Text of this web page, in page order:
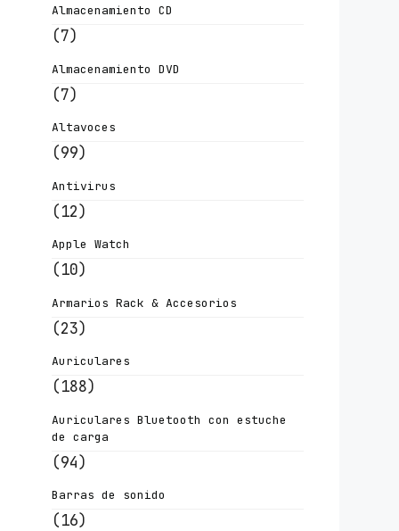
Almacenamiento CD
(7)
Almacenamiento DVD
(7)
Altavoces
(99)
Antivirus
(12)
Apple Watch
(10)
Armarios Rack & Accesorios
(23)
Auriculares
(188)
Auriculares Bluetooth con estuche
de carga
(94)
Barras de sonido
(16)